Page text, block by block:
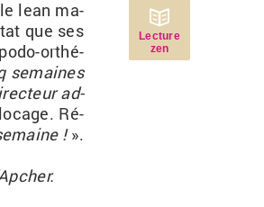
le lean ma­
que ses
or­thé­
se­maines
ad­
Ré­
!».
.
Lecture
zen